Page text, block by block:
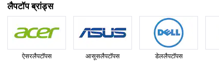
लैपटॉप ब्रांड्स
ऐसरलैपटॉपस आसूसलैपटॉपस डेललैपटॉपस